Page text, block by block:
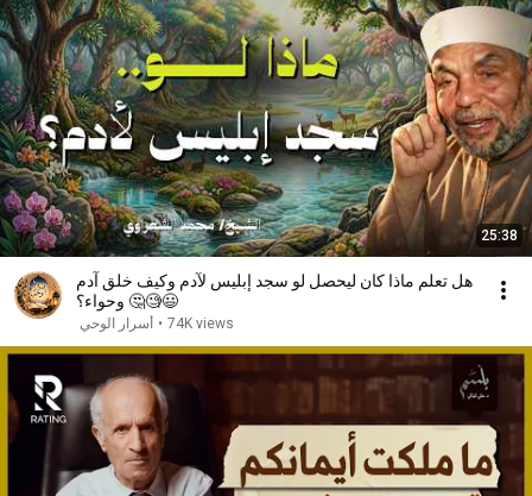
25:38
هل تعلم ماذا كان ليحصل لو سجد إبليس لآدم وكيف خلق آدم
وحواء؟ 🤔🧐😃
أسرار الوحي • 74K views